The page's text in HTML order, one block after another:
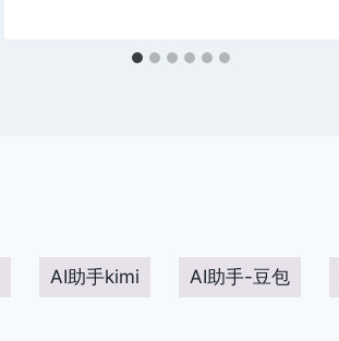
AI助手kimi AI助手-豆包